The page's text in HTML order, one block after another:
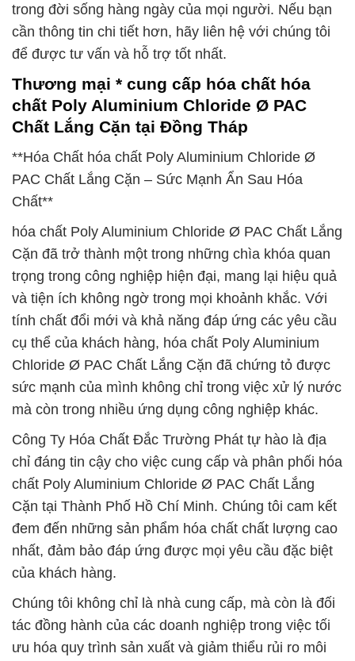
trong đời sống hàng ngày của mọi người. Nếu bạn
cần thông tin chi tiết hơn, hãy liên hệ với chúng tôi
để được tư vấn và hỗ trợ tốt nhất.
Thương mại * cung cấp hóa chất hóa
chất Poly Aluminium Chloride Ø PAC
Chất Lắng Cặn tại Đồng Tháp
**Hóa Chất hóa chất Poly Aluminium Chloride Ø
PAC Chất Lắng Cặn – Sức Mạnh Ẩn Sau Hóa
Chất**
hóa chất Poly Aluminium Chloride Ø PAC Chất Lắng
Cặn đã trở thành một trong những chìa khóa quan
trọng trong công nghiệp hiện đại, mang lại hiệu quả
và tiện ích không ngờ trong mọi khoảnh khắc. Với
tính chất đổi mới và khả năng đáp ứng các yêu cầu
cụ thể của khách hàng, hóa chất Poly Aluminium
Chloride Ø PAC Chất Lắng Cặn đã chứng tỏ được
sức mạnh của mình không chỉ trong việc xử lý nước
mà còn trong nhiều ứng dụng công nghiệp khác.
Công Ty Hóa Chất Đắc Trường Phát tự hào là địa
chỉ đáng tin cậy cho việc cung cấp và phân phối hóa
chất Poly Aluminium Chloride Ø PAC Chất Lắng
Cặn tại Thành Phố Hồ Chí Minh. Chúng tôi cam kết
đem đến những sản phẩm hóa chất chất lượng cao
nhất, đảm bảo đáp ứng được mọi yêu cầu đặc biệt
của khách hàng.
Chúng tôi không chỉ là nhà cung cấp, mà còn là đối
tác đồng hành của các doanh nghiệp trong việc tối
ưu hóa quy trình sản xuất và giảm thiểu rủi ro môi